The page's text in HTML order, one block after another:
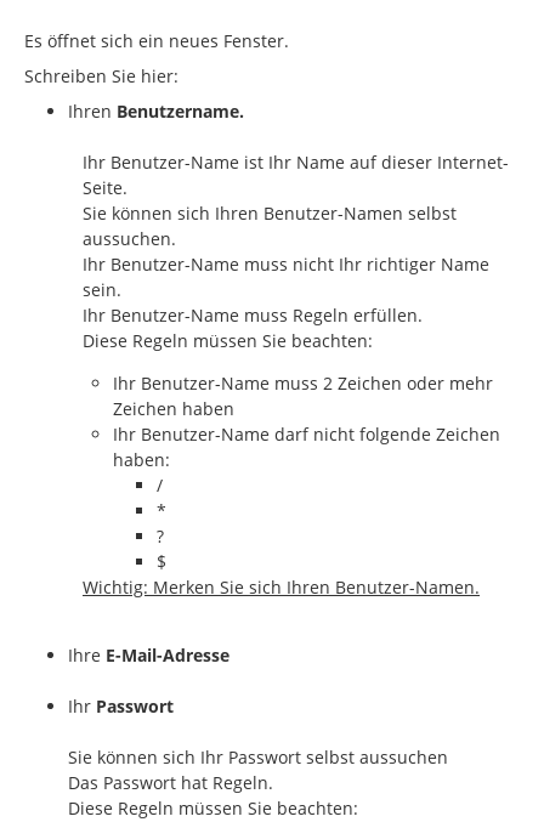
Es öffnet sich ein neues Fenster.
Schreiben Sie hier:
Ihren Benutzername.
Ihr Benutzer-Name ist Ihr Name auf dieser Internet-
Seite.
Sie können sich Ihren Benutzer-Namen selbst
aussuchen.
Ihr Benutzer-Name muss nicht Ihr richtiger Name
sein.
Ihr Benutzer-Name muss Regeln erfüllen.
Diese Regeln müssen Sie beachten:
Ihr Benutzer-Name muss 2 Zeichen oder mehr
Zeichen haben
Ihr Benutzer-Name darf nicht folgende Zeichen
haben:
/
*
?
$
Wichtig: Merken Sie sich Ihren Benutzer-Namen.
Ihre E-Mail-Adresse
Ihr Passwort
Sie können sich Ihr Passwort selbst aussuchen
Das Passwort hat Regeln.
Diese Regeln müssen Sie beachten: